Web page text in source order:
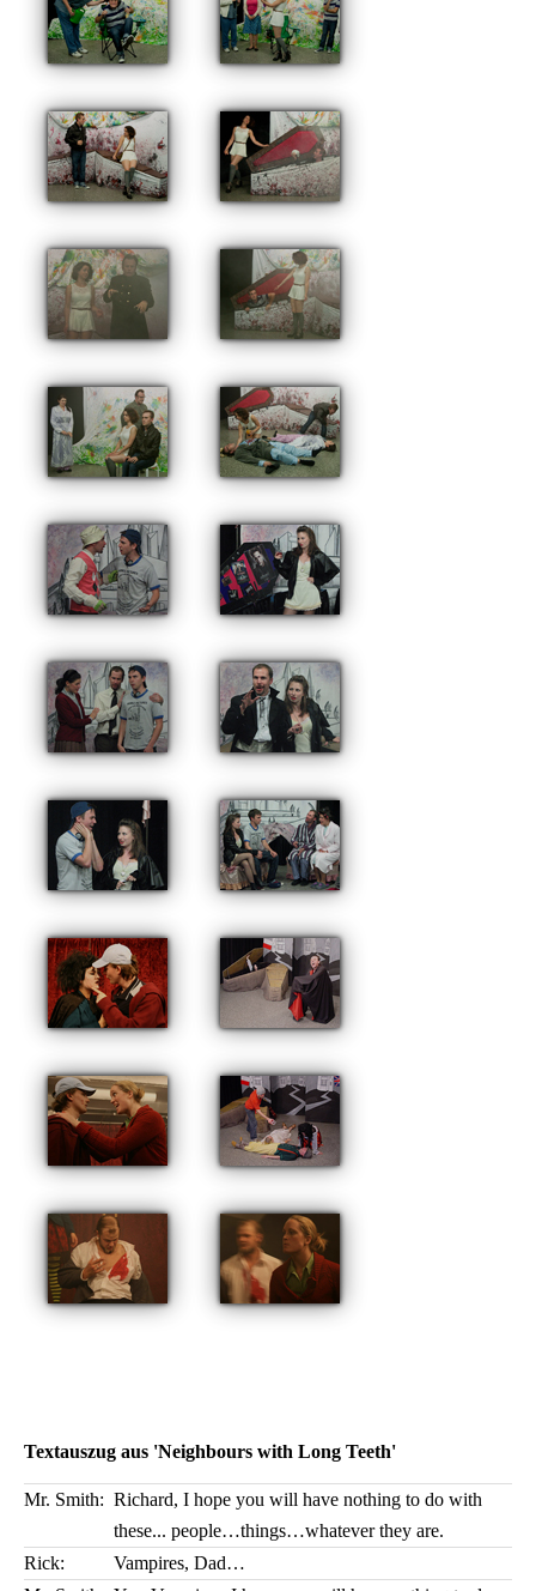
Textauszug aus 'Neighbours with Long Teeth'
Mr. Smith: Richard, I hope you will have nothing to do with
these... people…things…whatever they are.
Rick:
Vampires, Dad…